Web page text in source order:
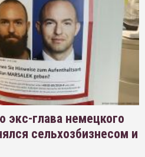
глава немецкого
сельхозбизнесом и